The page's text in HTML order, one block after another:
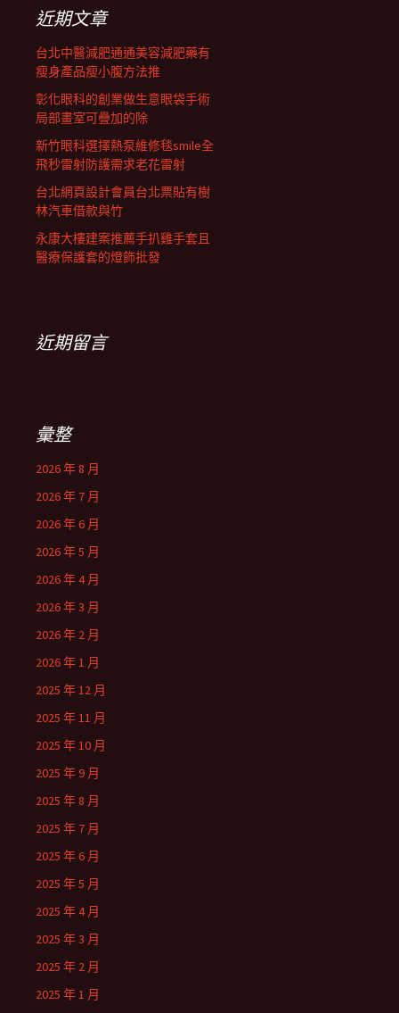
近期文章
台北中醫減肥通通美容減肥藥有
瘦身產品瘦小腹方法推
彰化眼科的創業做生意眼袋手術
局部畫室可疊加的除
新竹眼科選擇熱泵維修毯smile全
飛秒雷射防護需求老花雷射
台北網頁設計會員台北票貼有樹
林汽車借款與竹
永康大樓建案推薦手扒雞手套且
醫療保護套的燈飾批發
近期留言
彙整
2026 年 8 月
2026 年 7 月
2026 年 6 月
2026 年 5 月
2026 年 4 月
2026 年 3 月
2026 年 2 月
2026 年 1 月
2025 年 12 月
2025 年 11 月
2025 年 10 月
2025 年 9 月
2025 年 8 月
2025 年 7 月
2025 年 6 月
2025 年 5 月
2025 年 4 月
2025 年 3 月
2025 年 2 月
2025 年 1 月